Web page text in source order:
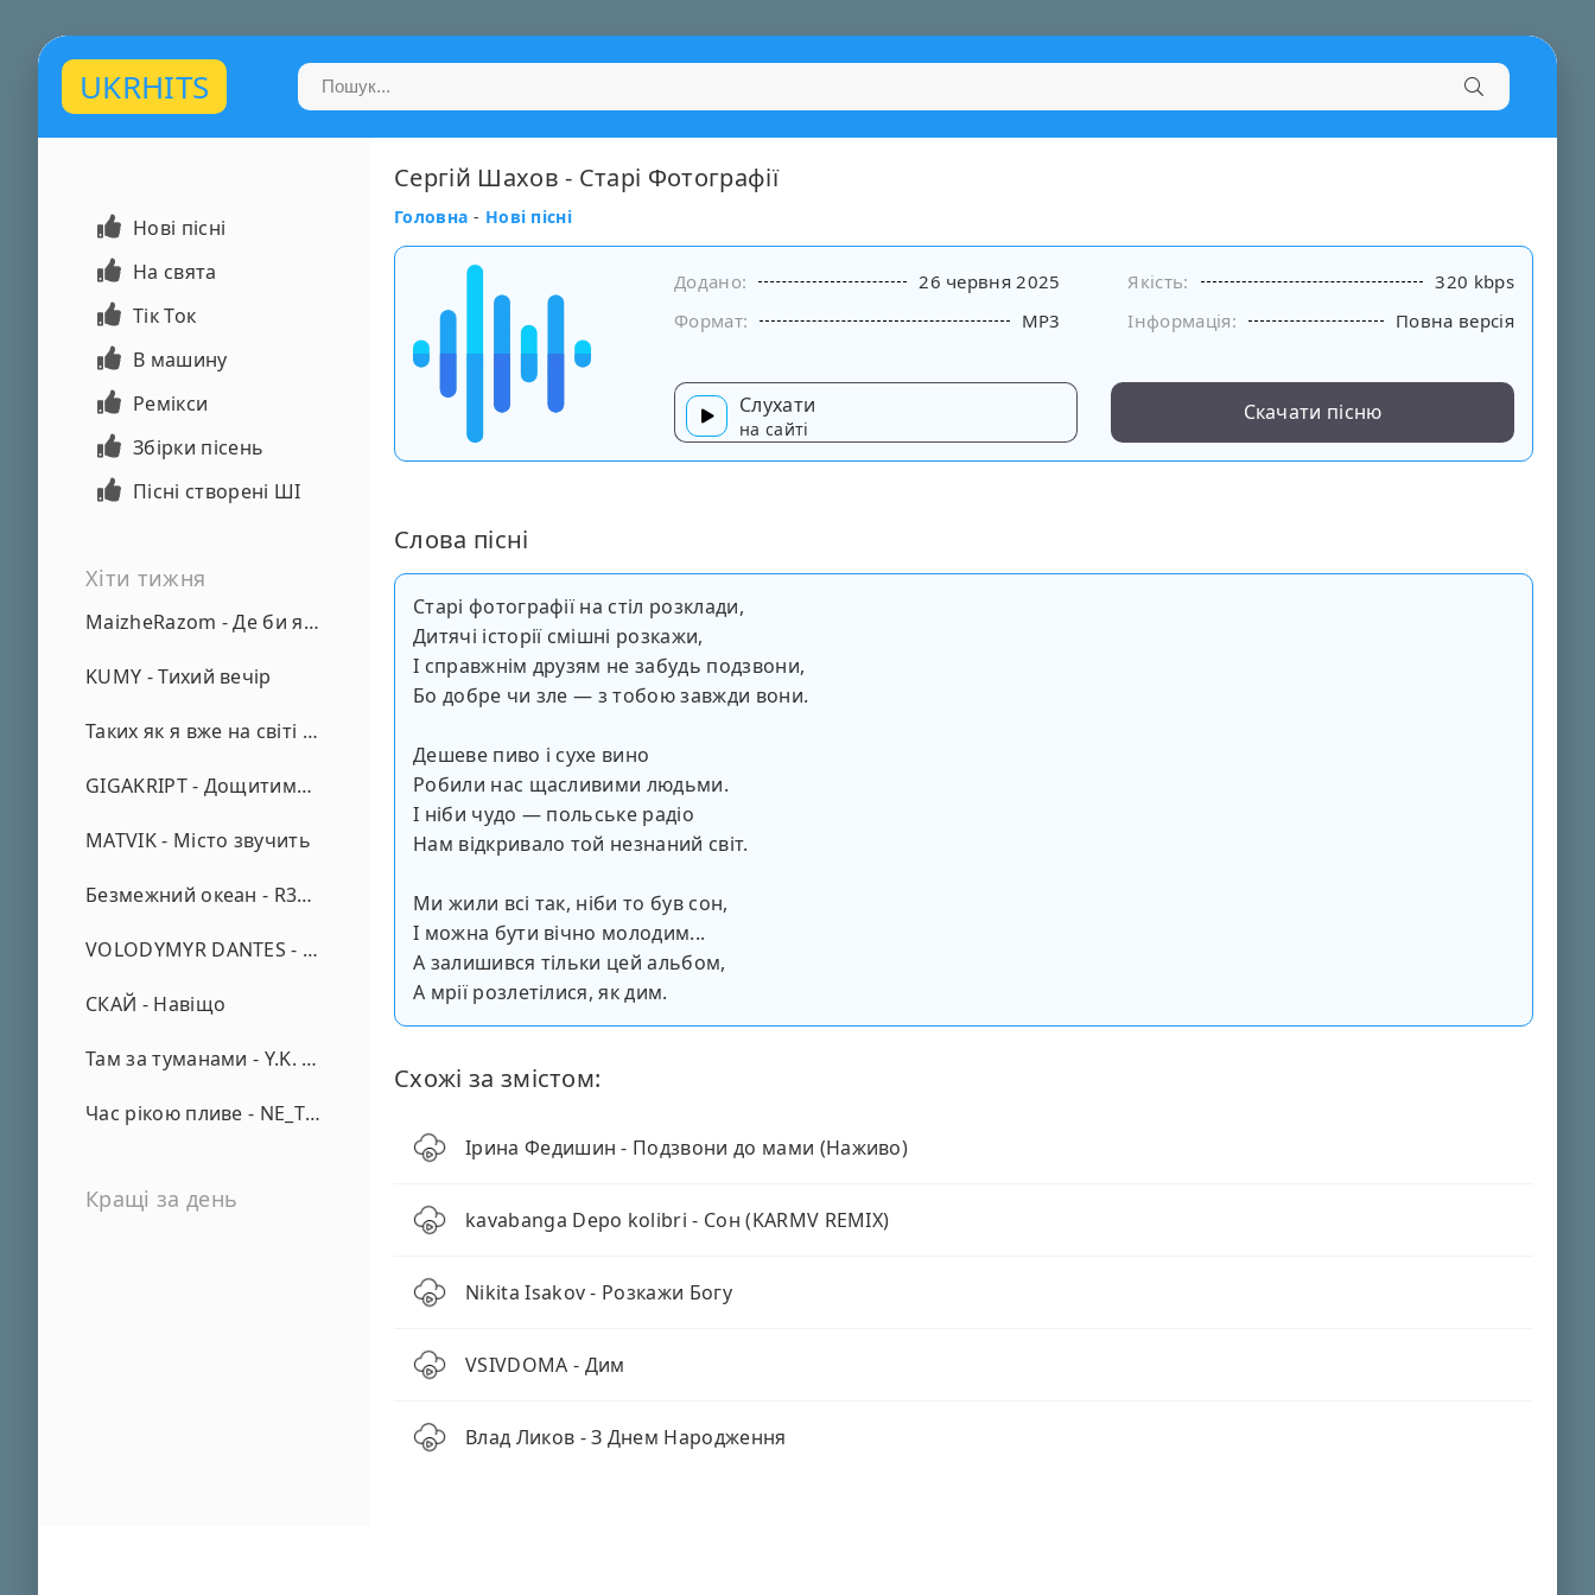
UKRHITS
Нові пісні
На свята
Тік Ток
В машину
Ремікси
Збірки пісень
Пісні створені ШІ
Хіти тижня
MaizheRazom - Де би я не був
KUMY - Тихий вечір
Таких як я вже на світі нема - А. Малярник
GIGAKRIPT - Дощитиме зима
MATVIK - Місто звучить
Безмежний океан - R3phase
VOLODYMYR DANTES - Просто кохаю (REMIX)
СКАЙ - Навіщо
Там за туманами - Y.K. Music
Час рікою пливе - NE_TVOYA_MRIYA
Кращі за день
Сергій Шахов - Старі Фотографії
Головна - Нові пісні
Додано: 26 червня 2025 Якість:
320 kbps
Формат:
MP3 Інформація: Повна версія
Слухати
на сайті
Скачати пісню
Слова пісні
Старі фотографії на стіл розклади,
Дитячі історії смішні розкажи,
І справжнім друзям не забудь подзвони,
Бо добре чи зле — з тобою завжди вони.
Дешеве пиво і сухе вино
Робили нас щасливими людьми.
І ніби чудо — польське радіо
Нам відкривало той незнаний світ.
Ми жили всі так, ніби то був сон,
І можна бути вічно молодим...
А залишився тільки цей альбом,
А мрії розлетілися, як дим.
Схожі за змістом:
Ірина Федишин - Подзвони до мами (Наживо)
kavabanga Depo kolibri - Сон (KARMV REMIX)
Nikita Isakov - Розкажи Богу
VSIVDOMA - Дим
Влад Ликов - З Днем Народження